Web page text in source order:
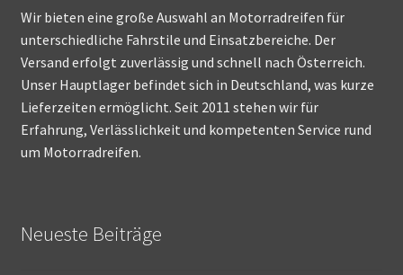
Wir bieten eine große Auswahl an Motorradreifen für
unterschiedliche Fahrstile und Einsatzbereiche. Der
Versand erfolgt zuverlässig und schnell nach Österreich.
Unser Hauptlager befindet sich in Deutschland, was kurze
Lieferzeiten ermöglicht. Seit 2011 stehen wir für
Erfahrung, Verlässlichkeit und kompetenten Service rund
um Motorradreifen.
Neueste Beiträge